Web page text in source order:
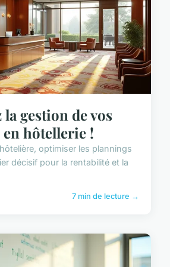
gestion de vos
hôtellerie !
optimiser les plannings
décisif pour la rentabilité et la
7 min de lecture →